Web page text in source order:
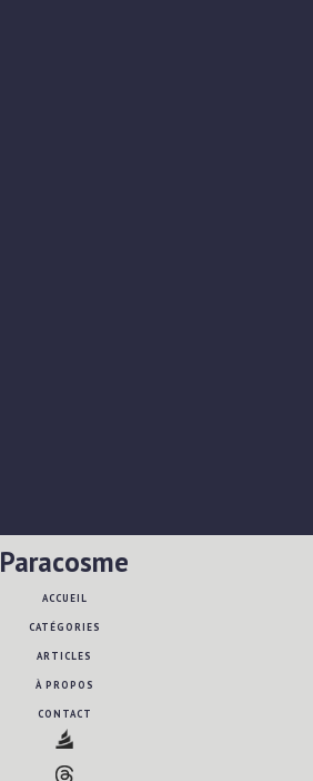
Paracosme
ACCUEIL
CATÉGORIES
ARTICLES
À PROPOS
CONTACT